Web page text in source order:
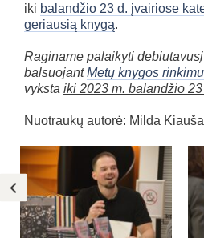
iki balandžio 23 d. įvairiose
geriausią knygą.
Raginame palaikyti
balsuojantMetų knygos
vyksta iki 2023 m. balandžio 23
Nuotraukų autorė: Milda